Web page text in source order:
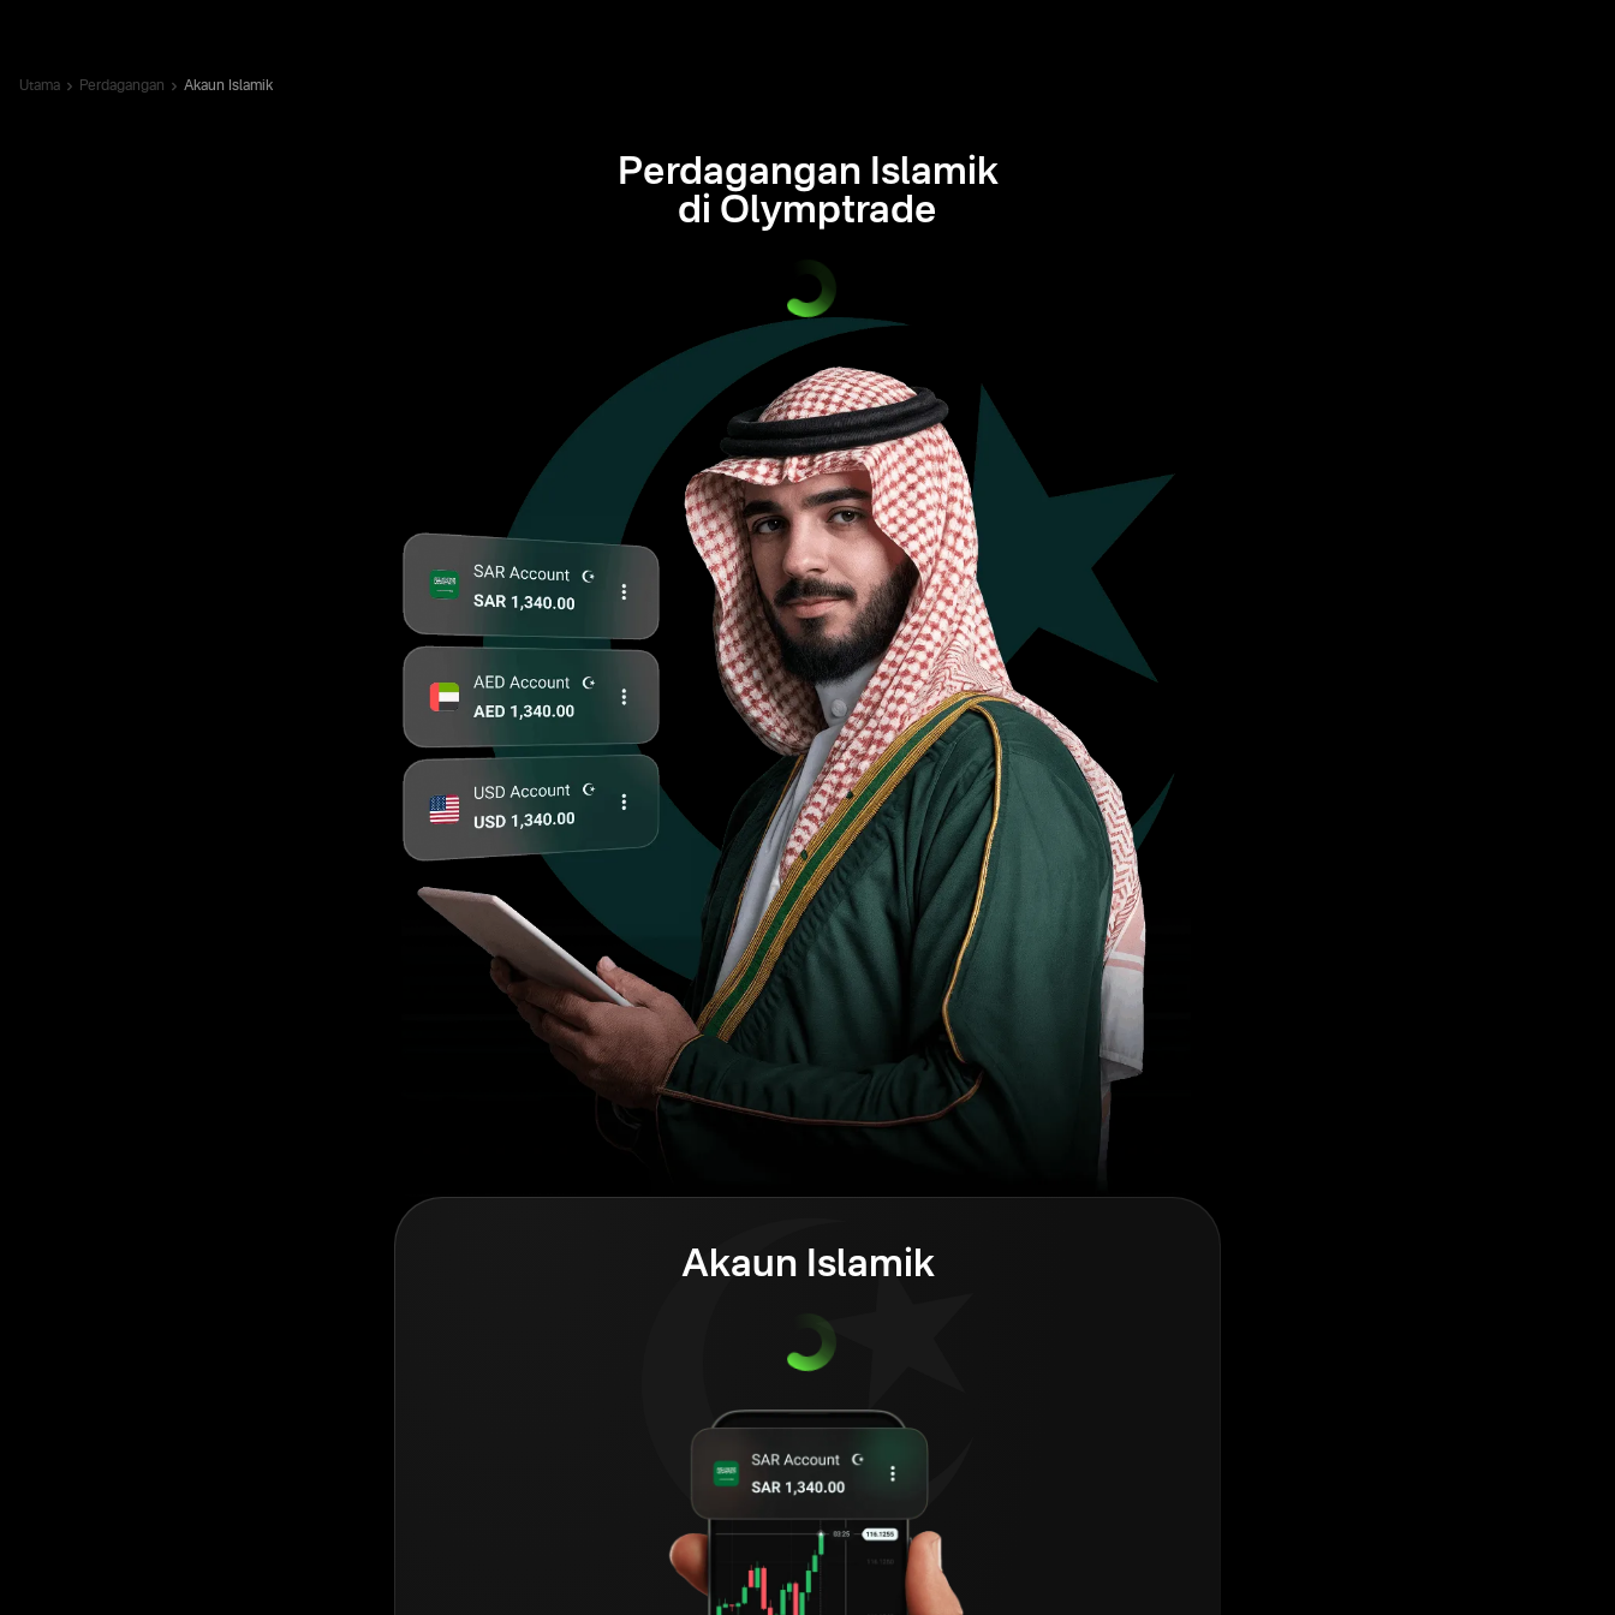
Utama Perdagangan Akaun Islamik
Perdagangan Islamik
di Olymptrade
Akaun Islamik